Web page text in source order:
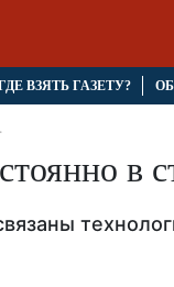
ВЗЯТЬ ГАЗЕТУ?
в